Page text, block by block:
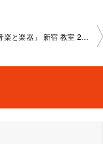
「古典音楽と楽器」 新宿 教室 2026-1-31-no0026-1096